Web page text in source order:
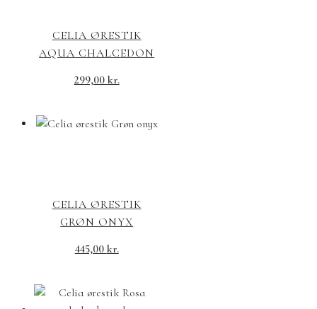
CELIA ØRESTIK
AQUA CHALCEDON
299,00 kr.
CELIA ØRESTIK
GRØN ONYX
445,00 kr.